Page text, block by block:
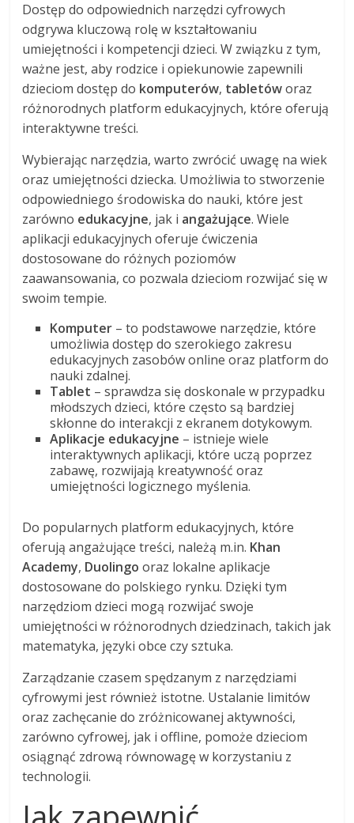
Dostęp do odpowiednich narzędzi cyfrowych
odgrywa kluczową rolę w kształtowaniu
umiejętności i kompetencji dzieci. W związku z tym,
ważne jest, aby rodzice i opiekunowie zapewnili
dzieciom dostęp do komputerów, tabletóworaz
różnorodnych platform edukacyjnych, które oferują
interaktywne treści.
Wybierając narzędzia, warto zwrócić uwagę na wiek
oraz umiejętności dziecka. Umożliwia to stworzenie
odpowiedniego środowiska do nauki, które jest
zarówno edukacyjne, jak i angażujące. Wiele
aplikacji edukacyjnych oferuje ćwiczenia
dostosowane do różnych poziomów
zaawansowania, co pozwala dzieciom rozwijać się w
swoim tempie.
Komputer – to podstawowe narzędzie, które
umożliwia dostęp do szerokiego zakresu
edukacyjnych zasobów online oraz platform do
nauki zdalnej.
Tablet – sprawdza się doskonale w przypadku
młodszych dzieci, które często są bardziej
skłonne do interakcji z ekranem dotykowym.
Aplikacje edukacyjne – istnieje wiele
interaktywnych aplikacji, które uczą poprzez
zabawę, rozwijają kreatywność oraz
umiejętności logicznego myślenia.
Do popularnych platform edukacyjnych, które
oferują angażujące treści, należą m.in. Khan
Academy, Duolingo oraz lokalne aplikacje
dostosowane do polskiego rynku. Dzięki tym
narzędziom dzieci mogą rozwijać swoje
umiejętności w różnorodnych dziedzinach, takich jak
matematyka, języki obce czy sztuka.
Zarządzanie czasem spędzanym z narzędziami
cyfrowymi jest również istotne. Ustalanie limitów
oraz zachęcanie do zróżnicowanej aktywności,
zarówno cyfrowej, jak i offline, pomoże dzieciom
osiągnąć zdrową równowagę w korzystaniu z
technologii.